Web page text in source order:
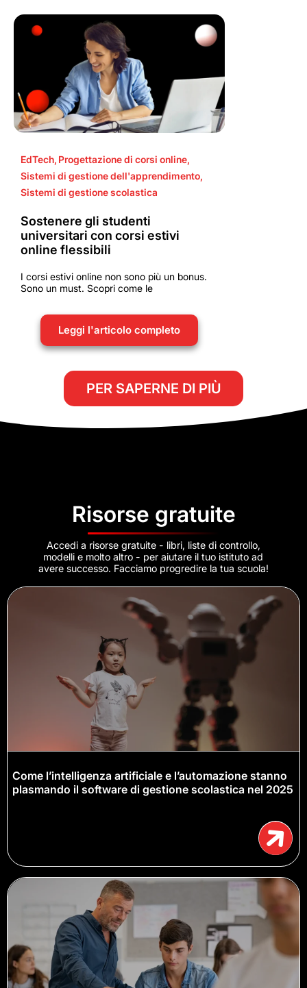
EdTech, Progettazione di corsi online,
Sistemi di gestione dell'apprendimento,
Sistemi di gestione scolastica
Sostenere gli studenti
universitari con corsi estivi
online flessibili
I corsi estivi online non sono più un bonus.
Sono un must. Scopri come le
Leggi l'articolo completo
PER SAPERNE DI PIÙ
Risorse gratuite
Accedi a risorse gratuite - libri, liste di controllo,
modelli e molto altro - per aiutare il tuo istituto ad
avere successo. Facciamo progredire la tua scuola!
Come l’intelligenza artificiale e l’automazione stanno
plasmando il software di gestione scolastica nel 2025